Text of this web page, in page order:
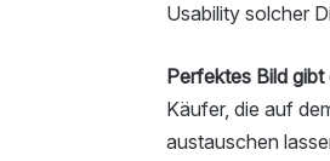
Usability solcher
Perfektes Bild gibt
Käufer, die auf
austauschen